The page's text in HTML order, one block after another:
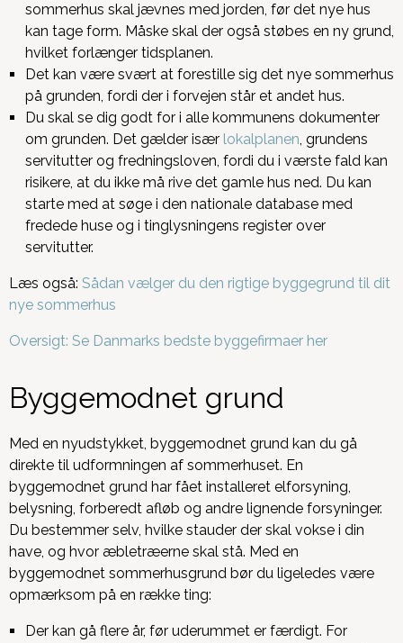
sommerhus skal jævnes med jorden, før det nye hus
kan tage form. Måske skal der også støbes en ny grund,
hvilket forlænger tidsplanen.
Det kan være svært at forestille sig det nye sommerhus
på grunden, fordi der i forvejen står et andet hus.
Du skal se dig godt for i alle kommunens dokumenter
om grunden. Det gælder især lokalplanen, grundens
servitutter og fredningsloven, fordi du i værste fald kan
risikere, at du ikke må rive det gamle hus ned. Du kan
starte med at søge i den nationale database med
fredede huse og i tinglysningens register over
servitutter.
Læs også: Sådan vælger du den rigtige byggegrund til dit
nye sommerhus
Oversigt: Se Danmarks bedste byggefirmaer her
Byggemodnet grund
Med en nyudstykket, byggemodnet grund kan du gå
direkte til udformningen af sommerhuset. En
byggemodnet grund har fået installeret elforsyning,
belysning, forberedt afløb og andre lignende forsyninger.
Du bestemmer selv, hvilke stauder der skal vokse i din
have, og hvor æbletræerne skal stå. Med en
byggemodnet sommerhusgrund bør du ligeledes være
opmærksom på en række ting:
Der kan gå flere år, før uderummet er færdigt. For